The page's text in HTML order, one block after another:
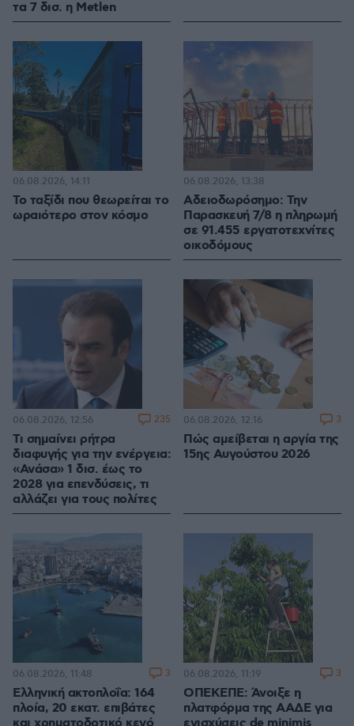
τα 7 δισ. η Metlen
Το ταξίδι που θεωρείται το
ωραιότερο στον κόσμο
06.08.2026, 14:11
Αδειοδωρόσημο: Την
Παρασκευή 7/8 η πληρωμή
σε 91.455 εργατοτεχνίτες
οικοδόμους
06.08.2026, 13:38
Τι σημαίνει ρήτρα
διαφυγής για την ενέργεια:
«Ανάσα» 1 δισ. έως το
2028 για επενδύσεις, τι
αλλάζει για τους πολίτες
06.08.2026, 12:56 235
Πώς αμείβεται η αργία της
15ης Αυγούστου 2026
06.08.2026, 12:16 3
Ελληνική ακτοπλοΐα: 164
πλοία, 20 εκατ. επιβάτες
06.08.2026, 11:48 3
ΟΠΕΚΕΠΕ: Άνοιξε η
πλατφόρμα της ΑΑΔΕ για
06.08.2026, 11:19 3